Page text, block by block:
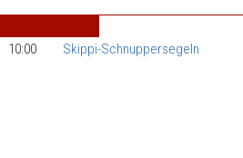
10:00 Skippi-Schnuppersegeln